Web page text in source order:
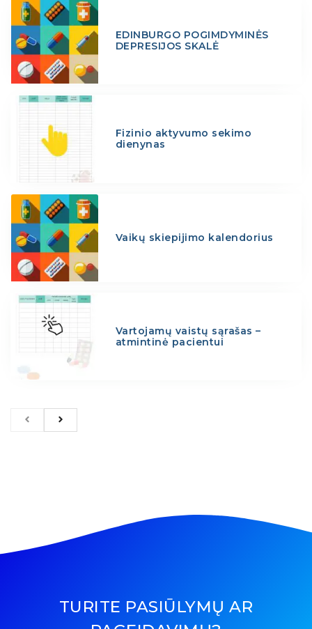
EDINBURGO POGIMDYMINĖS
DEPRESIJOS SKALĖ
Fizinio aktyvumo sekimo
dienynas
Vaikų skiepijimo kalendorius
Vartojamų vaistų sąrašas –
atmintinė pacientui
TURITE PASIŪLYMŲ AR